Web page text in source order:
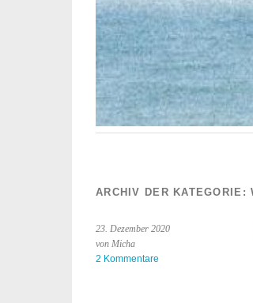
ARCHIV DER KATEGORIE:
23. Dezember 2020
von Micha
2 Kommentare